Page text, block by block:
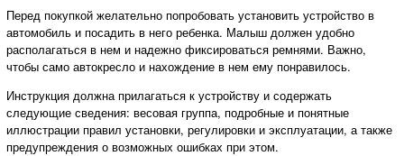
Перед покупкой желательно попробовать установить устройство в
автомобиль и посадить в него ребенка. Малыш должен удобно
располагаться в нем и надежно фиксироваться ремнями. Важно,
чтобы само автокресло и нахождение в нем ему понравилось.
Инструкция должна прилагаться к устройству и содержать
следующие сведения: весовая группа, подробные и понятные
иллюстрации правил установки, регулировки и эксплуатации, а также
предупреждения о возможных ошибках при этом.